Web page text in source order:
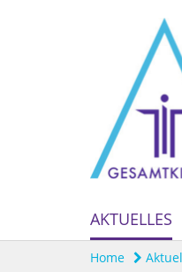
AKTUELLES
Home